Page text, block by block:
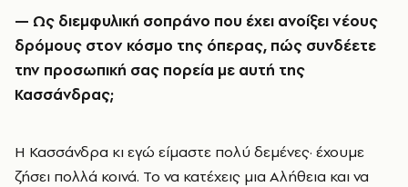
— Ως διεμφυλική σοπράνο που έχει ανοίξει νέους
δρόμους στον κόσμο της όπερας, πώς συνδέετε
την προσωπική σας πορεία με αυτή της
Κασσάνδρας;
Η Κασσάνδρα κι εγώ είμαστε πολύ δεμένες· έχουμε
ζήσει πολλά κοινά. Το να κατέχεις μια Αλήθεια και να